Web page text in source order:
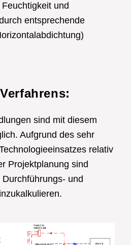
und
entsprechende
sind mit diesem
Aufgrund des sehr
relativ
Projektplanung sind
und